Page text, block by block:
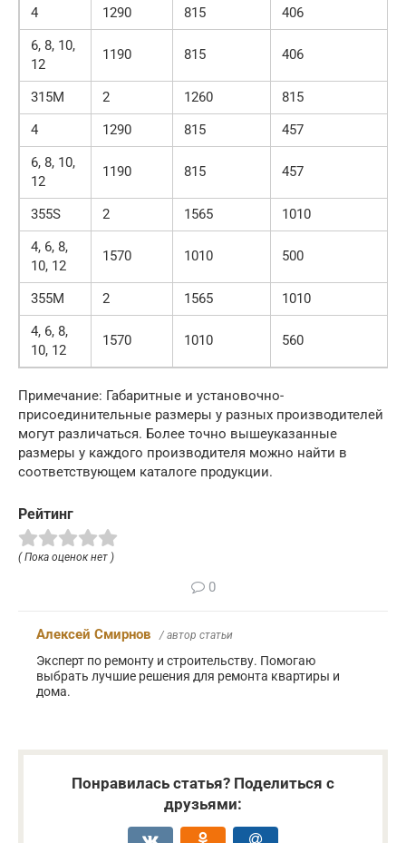
4
1290 815
406
6, 8, 10,
12
1190 815 406
315M 2 1260
815
4
1290 815
457
6, 8, 10,
12
1190 815 457
355S 2 1565
1010
4, 6, 8,
10, 12
1570 1010 500
355M 2 1565
1010
4, 6, 8,
10, 12
1570 1010 560
Примечание: Габаритные и установочно-
присоединительные размеры у разных производителей
могут различаться. Более точно вышеуказанные
размеры у каждого производителя можно найти в
соответствующем каталоге продукции.
Рейтинг
( Пока оценок нет )
0
Алексей Смирнов / автор статьи
Эксперт по ремонту и строительству. Помогаю
выбрать лучшие решения для ремонта квартиры и
дома.
Понравилась статья? Поделиться с
друзьями: